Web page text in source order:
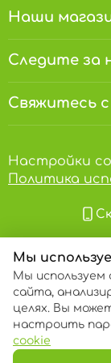
Наши
Следите за
Свяжитесь
Настройки
Политика
Мы
Мы
сайта,
целях. Вы
настроить
cookie